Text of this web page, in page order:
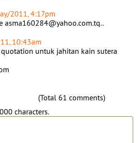
2011, 4:17pm
asma160284@yahoo.com.tq..
10:43am
untuk jahitan kain sutera
(Total 61 comments)
characters.